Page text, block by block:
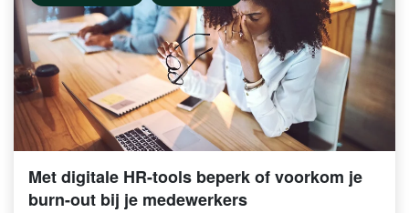
Met digitale HR-tools beperk of voorkom je
burn-out bij je medewerkers